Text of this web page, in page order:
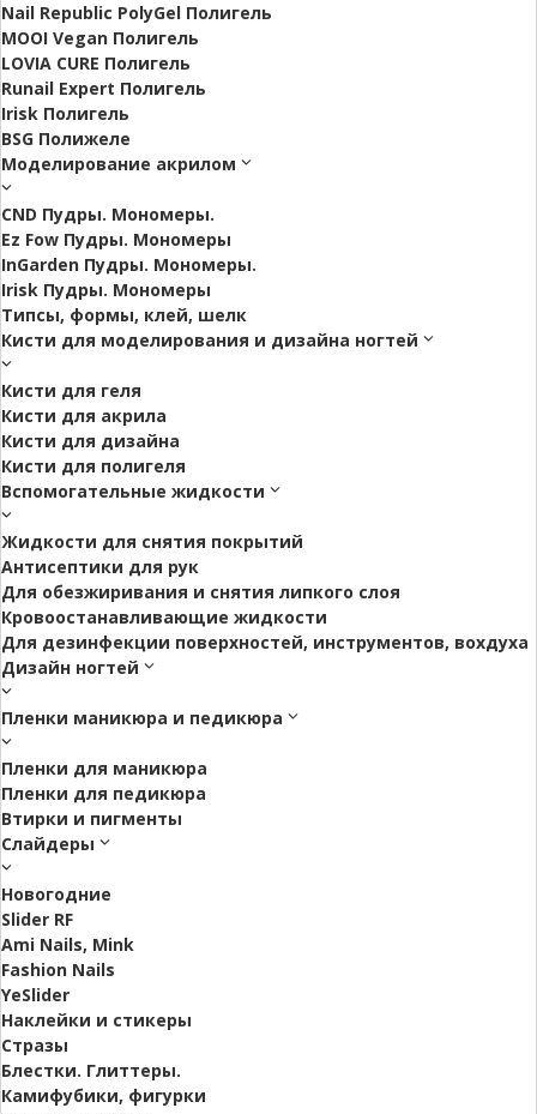
Nail Republic PolyGel Полигель
MOOI Vegan Полигель
LOVIA CURE Полигель
Runail Expert Полигель
Irisk Полигель
BSG Полижеле
Моделирование акрилом
CND Пудры. Мономеры.
Ez Fow Пудры. Мономеры
InGarden Пудры. Мономеры.
Irisk Пудры. Мономеры
Типсы, формы, клей, шелк
Кисти для моделирования и дизайна ногтей
Кисти для геля
Кисти для акрила
Кисти для дизайна
Кисти для полигеля
Вспомогательные жидкости
Жидкости для снятия покрытий
Антисептики для рук
Для обезжиривания и снятия липкого слоя
Кровоостанавливающие жидкости
Для дезинфекции поверхностей, инструментов, вохдуха
Дизайн ногтей
Пленки маникюра и педикюра
Пленки для маникюра
Пленки для педикюра
Втирки и пигменты
Слайдеры
Новогодние
Slider RF
Ami Nails, Mink
Fashion Nails
YeSlider
Наклейки и стикеры
Стразы
Блестки. Глиттеры.
Камифубики, фигурки